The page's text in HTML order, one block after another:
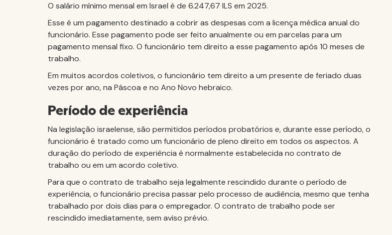
O salário mínimo mensal em Israel é de 6.247,67 ILS em 2025.
Esse é um pagamento destinado a cobrir as despesas com a licença médica anual do
funcionário. Esse pagamento pode ser feito anualmente ou em parcelas para um
pagamento mensal fixo. O funcionário tem direito a esse pagamento após 10 meses de
trabalho.
Em muitos acordos coletivos, o funcionário tem direito a um presente de feriado duas
vezes por ano, na Páscoa e no Ano Novo hebraico.
Período de experiência
Na legislação israelense, são permitidos períodos probatórios e, durante esse período, o
funcionário é tratado como um funcionário de pleno direito em todos os aspectos. A
duração do período de experiência é normalmente estabelecida no contrato de
trabalho ou em um acordo coletivo.
Para que o contrato de trabalho seja legalmente rescindido durante o período de
experiência, o funcionário precisa passar pelo processo de audiência, mesmo que tenha
trabalhado por dois dias para o empregador. O contrato de trabalho pode ser
rescindido imediatamente, sem aviso prévio.